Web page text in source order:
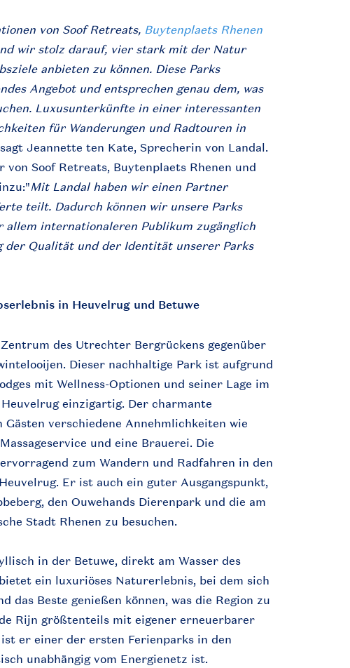
von Soof Retreats, Buytenplaets Rhenen
wir stolz darauf, vier stark mit der Natur
anbieten zu können. Diese Parks
Angebot und entsprechen genau dem, was
Luxusunterkünfte in einer interessanten
für Wanderungen und Radtouren in
Jeannette ten Kate, Sprecherin von Landal.
Soof Retreats, Buytenplaets Rhenen und
Mit Landal haben wir einen Partner
teilt. Dadurch können wir unsere Parks
allem internationaleren Publikum zugänglich
der Qualität und der Identität unserer Parks
in Heuvelrug und Betuwe
des Utrechter Bergrückens gegenüber
Dieser nachhaltige Park ist aufgrund
mit Wellness-Optionen und seiner Lage im
einzigartig. Der charmante
verschiedene Annehmlichkeiten wie
und eine Brauerei. Die
zum Wandern und Radfahren in den
Er ist auch ein guter Ausgangspunkt,
den Ouwehands Dierenpark und die am
Stadt Rhenen zu besuchen.
in der Betuwe, direkt am Wasser des
ein luxuriöses Naturerlebnis, bei dem sich
das Beste genießen können, was die Region zu
Rijn größtenteils mit eigener erneuerbarer
er einer der ersten Ferienparks in den
unabhängig vom Energienetz ist.